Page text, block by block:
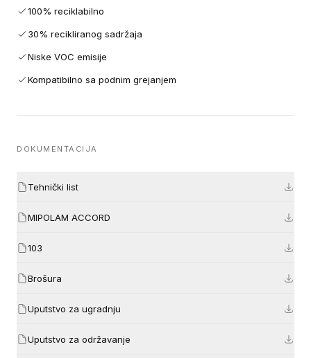
100% reciklabilno
30% recikliranog sadržaja
Niske VOC emisije
Kompatibilno sa podnim grejanjem
DOKUMENTACIJA
Tehnički list
MIPOLAM ACCORD
103
Brošura
Uputstvo za ugradnju
Uputstvo za održavanje